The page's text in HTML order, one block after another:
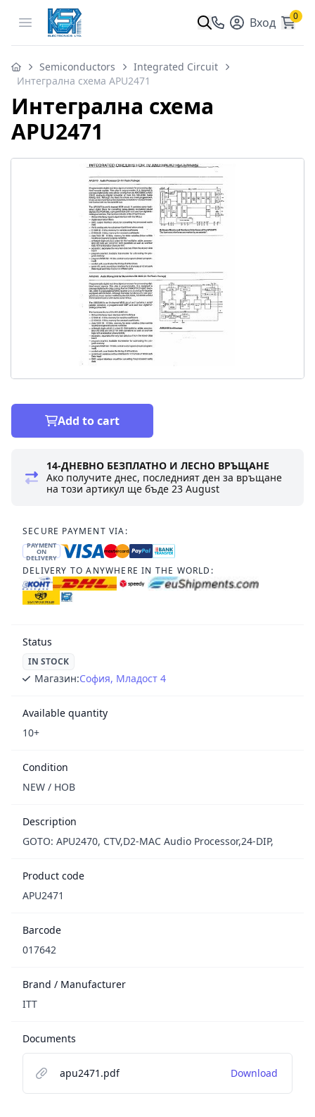
Open menu Вход 0
Semiconductors
Integrated Circuit
Интегрална схема APU2471
Интегрална схема
APU2471
Add to cart
14-ДНЕВНО БЕЗПЛАТНО И ЛЕСНО ВРЪЩАНЕ
Ако получите днес, последният ден за връщане
на този артикул ще бъде23 August
SECURE PAYMENT VIA:
PAYMENT
ON
DELIVERY
DELIVERY TO ANYWHERE IN THE WORLD:
Status
IN STOCK
Магазин:София, Младост 4
Available quantity
10+
Condition
NEW / НОВ
Description
GOTO: APU2470, CTV,D2-MAC Audio Processor,24-DIP,
Product code
APU2471
Barcode
017642
Brand / Manufacturer
ITT
Documents
apu2471.pdf Download